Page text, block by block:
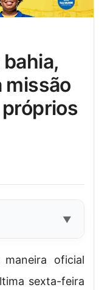
missão
oficial
sexta-feira